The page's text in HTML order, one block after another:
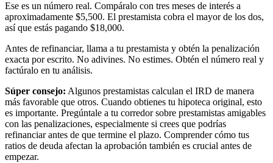
Ese es un número real. Compáralo con tres meses de interés a
aproximadamente $5,500. El prestamista cobra el mayor de los dos,
así que estás pagando $18,000.
Antes de refinanciar, llama a tu prestamista y obtén la penalización
exacta por escrito. No adivines. No estimes. Obtén el número real y
factúralo en tu análisis.
Súper consejo: Algunos prestamistas calculan el IRD de manera
más favorable que otros. Cuando obtienes tu hipoteca original, esto
es importante. Pregúntale a tu corredor sobre prestamistas amigables
con las penalizaciones, especialmente si crees que podrías
refinanciar antes de que termine el plazo. Comprender cómo tus
ratios de deuda afectan la aprobación también es crucial antes de
empezar.